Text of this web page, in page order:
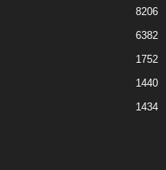
8206
6382
1752
1440
1434